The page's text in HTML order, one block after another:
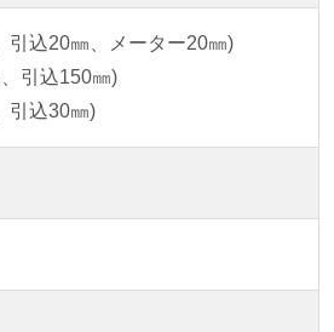
引込20㎜、メーター20㎜)
引込150㎜)
引込30㎜)